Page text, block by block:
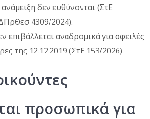
δεν ευθύνονται (ΣτΕ
4309/2024).
επιβάλλεται αναδρομικά για οφειλές
της 12.12.2019 (ΣτΕ 153/2026).
προσωπικά για